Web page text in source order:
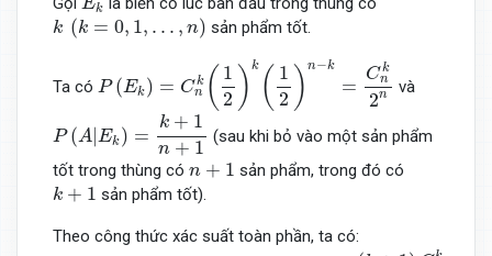
Ek
k (k = 0, 1, . . . , n)
k (k= 0 1,. .,n sản phẩm tốt.
Ta có P (Ek) = Ck
n ( 1
2 ) k ( 1
2 ) n−k
=
Ck
n
2n
) ( 2 n k =C nk
và
P (A| Ek) =
k + 1
n + 1
n 1
(sau khi bỏ vào một sản phẩm
tốt trong thùng có n + 1
n 1 sản phẩm, trong đó có
k + 1
k 1 sản phẩm tốt).
Theo công thức xác suất toàn phần, ta có:
P(A) =∑k= 0nP( Ek) P(A Ek)=∑k=0 n( k+1) k2 n(n